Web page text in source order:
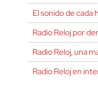
El sonido de cada
Radio Reloj por
Radio Reloj, una
Radio Reloj en